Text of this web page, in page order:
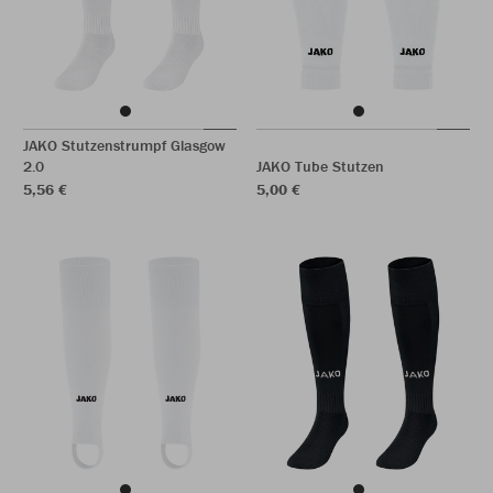
JAKO Stutzenstrumpf Glasgow
2.0
5,56 €
JAKO Tube Stutzen
5,00 €